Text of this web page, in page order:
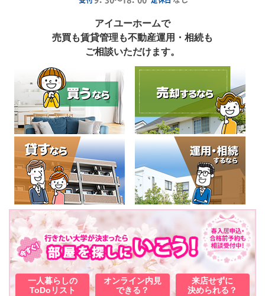
アイユーホームで
売買も賃貸管理も不動産運用・相続も
ご相談いただけます。
一人暮らしの
ToDoリスト
オンライン内見
できる？
来店せずに
決められる？